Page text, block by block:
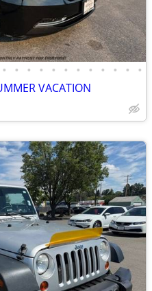
• • • • • • • • • • • •
VACATION